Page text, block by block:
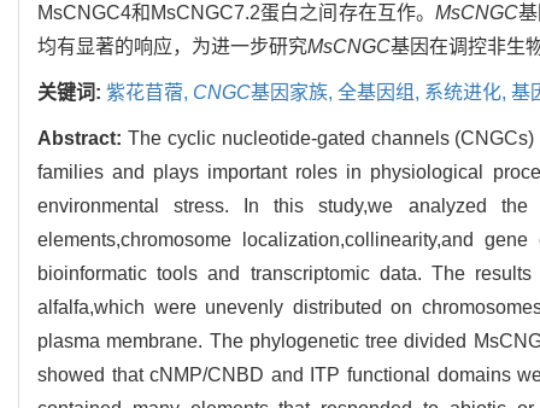
MsCNGC4和MsCNGC7.2蛋白之间存在互作。 MsCNGC
均有显著的响应，为进一步研究MsCNGC基因在调控非生
关键词: 紫花苜蓿, CNGC基因家族, 全基因组, 系统进化, 基
Abstract: The cyclic nucleotide-gated channels
families and plays important roles in physiological
environmental stress. In this study,we analyzed the
elements,chromosome localization,collinearity,and
bioinformatic tools and transcriptomic data. The
alfalfa,which were unevenly distributed on
plasma membrane. The phylogenetic tree divided
showed that cNMP/CNBD and ITP functional domains